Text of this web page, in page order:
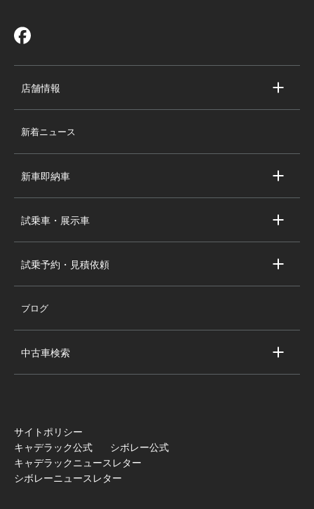
店舗情報
スタッフ紹介
個人情報の取り扱い
新着ニュース
新車即納車
シボレー新車即納車
試乗車・展示車
シボレー試乗車・展示車
試乗予約・見積依頼
試乗予約
ブログ
中古車検索
全国の注目の中古車
サイトポリシー
キャデラック公式
シボレー公式
キャデラックニュースレター
シボレーニュースレター